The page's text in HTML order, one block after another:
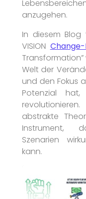
anzugehen.
In diesem Blog
VISION
Welt der
und den Fokus
Potenzial hat,
abstrakte
Instrument,
Szenarien
kann.